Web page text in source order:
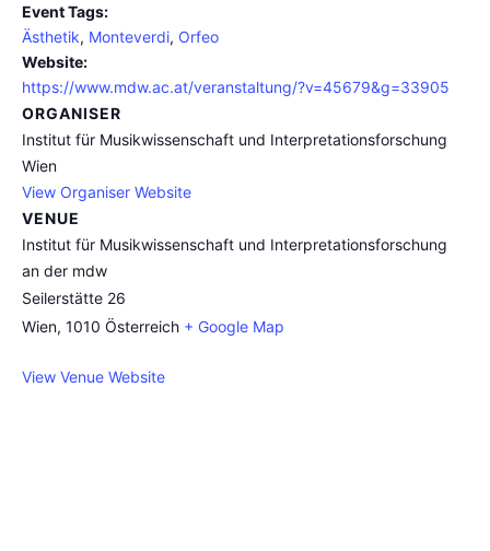
Event Tags:
Ästhetik, Monteverdi, Orfeo
Website:
https://www.mdw.ac.at/veranstaltung/?v=45679&g=33905
ORGANISER
Institut für Musikwissenschaft und Interpretationsforschung
Wien
View Organiser Website
VENUE
Institut für Musikwissenschaft und Interpretationsforschung
an der mdw
Seilerstätte 26
Wien, 1010 Österreich + Google Map
View Venue Website